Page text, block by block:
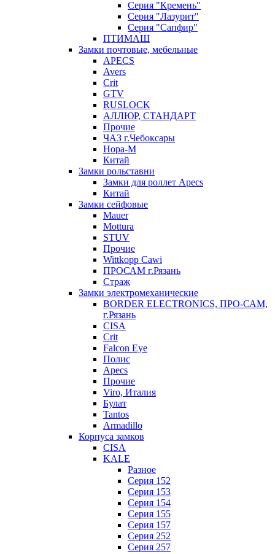
Серия "Кремень"
Серия "Лазурит"
Серия "Сапфир"
ПТИМАШ
Замки почтовые, мебельные
APECS
Avers
Crit
GTV
RUSLOCK
АЛЛЮР, СТАНДАРТ
Прочие
ЧАЗ г.Чебоксары
Нора-М
Китай
Замки рольставни
Замки для роллет Apecs
Китай
Замки сейфовые
Mauer
Mottura
STUV
Прочие
Wittkopp Cawi
ПРОСАМ г.Рязань
Страж
Замки электромеханические
BORDER ELECTRONICS, ПРО-САМ,
г.Рязань
CISA
Crit
Falcon Eye
Полис
Apecs
Прочие
Viro, Италия
Булат
Tantos
Armadillo
Корпуса замков
CISA
KALE
Разное
Серия 152
Серия 153
Серия 154
Серия 155
Серия 157
Серия 252
Серия 257